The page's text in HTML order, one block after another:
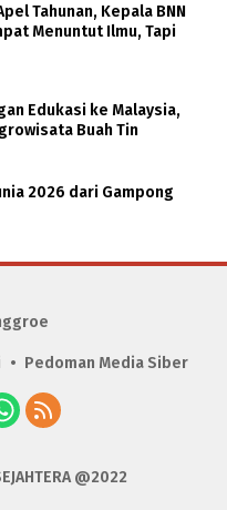
Tahunan, Kepala BNN
Menuntut Ilmu, Tapi
Edukasi ke Malaysia,
Buah Tin
2026 dari Gampong
Pedoman Media Siber
@2022